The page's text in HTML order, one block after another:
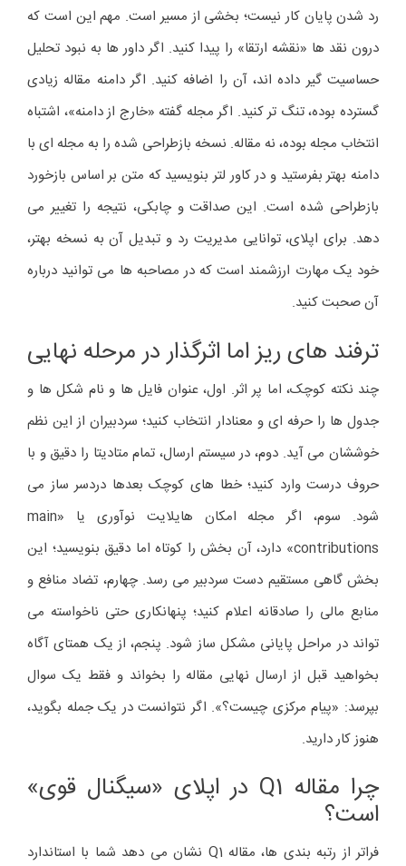
رد شدن پایان کار نیست؛ بخشی از مسیر است. مهم این است که
درون نقد ها «نقشه ارتقا» را پیدا کنید. اگر داور ها به نبود تحلیل
حساسیت گیر داده اند، آن را اضافه کنید. اگر دامنه مقاله زیادی
گسترده بوده، تنگ تر کنید. اگر مجله گفته «خارج از دامنه»، اشتباه
انتخاب مجله بوده، نه مقاله. نسخه بازطراحی شده را به مجله ای با
دامنه بهتر بفرستید و در کاور لتر بنویسید که متن بر اساس بازخورد
بازطراحی شده است. این صداقت و چابکی، نتیجه را تغییر می
دهد. برای اپلای، توانایی مدیریت رد و تبدیل آن به نسخه بهتر،
خود یک مهارت ارزشمند است که در مصاحبه ها می توانید درباره
آن صحبت کنید.
ترفند های ریز اما اثرگذار در مرحله نهایی
چند نکته کوچک، اما پر اثر. اول، عنوان فایل ها و نام شکل ها و
جدول ها را حرفه ای و معنادار انتخاب کنید؛ سردبیران از این نظم
خوششان می آید. دوم، در سیستم ارسال، تمام متادیتا را دقیق و با
حروف درست وارد کنید؛ خطا های کوچک بعدها دردسر ساز می
شود. سوم، اگر مجله امکان هایلایت نوآوری یا «main
contributions» دارد، آن بخش را کوتاه اما دقیق بنویسید؛ این
بخش گاهی مستقیم دست سردبیر می رسد. چهارم، تضاد منافع و
منابع مالی را صادقانه اعلام کنید؛ پنهانکاری حتی ناخواسته می
تواند در مراحل پایانی مشکل ساز شود. پنجم، از یک همتای آگاه
بخواهید قبل از ارسال نهایی مقاله را بخواند و فقط یک سوال
بپرسد: «پیام مرکزی چیست؟». اگر نتوانست در یک جمله بگوید،
هنوز کار دارید.
چرا مقاله Q1 در اپلای «سیگنال قوی»
است؟
فراتر از رتبه بندی ها، مقاله Q1 نشان می دهد شما با استاندارد